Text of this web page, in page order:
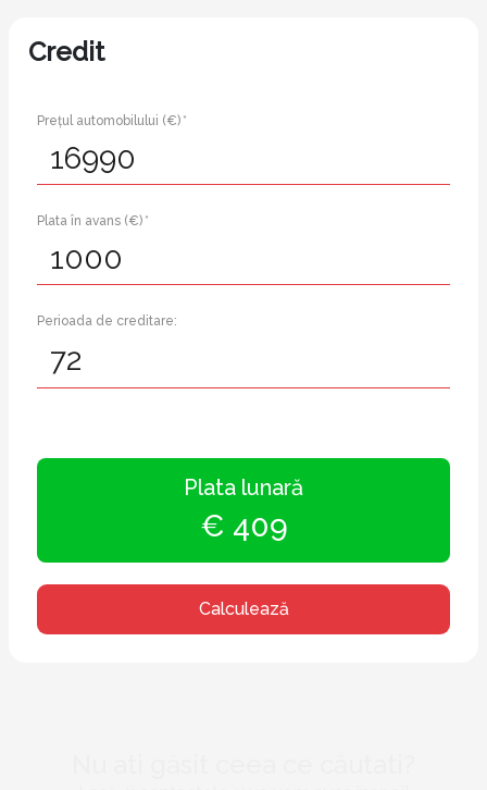
Credit
Prețul automobilului (€) *
Plata în avans (€) *
Perioada de creditare:
Plata lunară
€ 409
Calculează